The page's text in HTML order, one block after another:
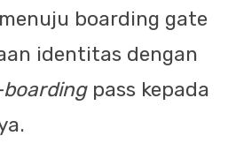
boarding gate
identitas dengan
pass kepada